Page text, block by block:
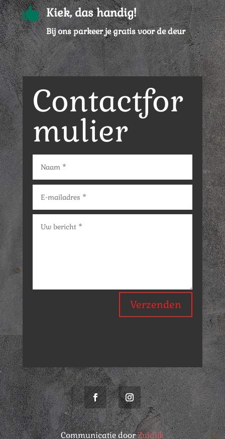
 Kiek, das handig!
Bij ons parkeer je gratis voor de deur
Contactfor
mulier
Verzenden
Communicatie doorZuidijk